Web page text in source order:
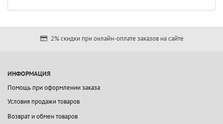
2% скидки при онлайн-оплате заказов на сайте
ИНФОРМАЦИЯ
Помощь при оформлении заказа
Условия продажи товаров
Возврат и обмен товаров